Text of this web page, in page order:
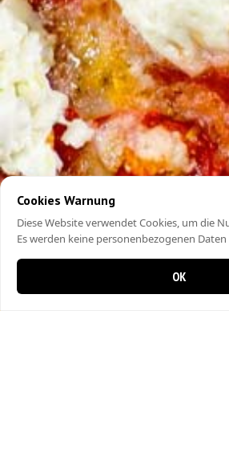
Cookies Warnung
Diese Website verwendet Cookies, um die
Es werden keine personenbezogenen
OK